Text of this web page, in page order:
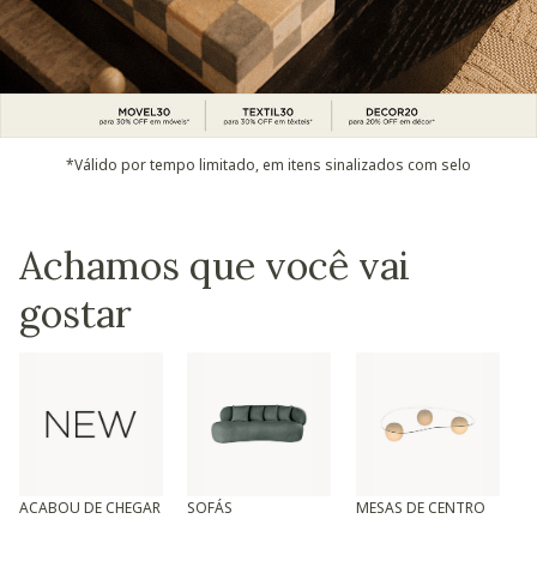
*Válido por tempo limitado, em itens sinalizados com selo
Achamos que você vai
gostar
ACABOU DE CHEGAR SOFÁS MESAS DE CENTRO